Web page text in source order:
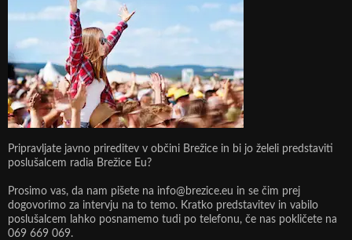
Pripravljate javno prireditev v občini Brežice in bi jo želeli predstaviti
poslušalcem radia Brežice Eu?
Prosimo vas, da nam pišete na info@brezice.eu in se čim prej
dogovorimo za intervju na to temo. Kratko predstavitev in vabilo
poslušalcem lahko posnamemo tudi po telefonu, če nas pokličete na
069 669 069.